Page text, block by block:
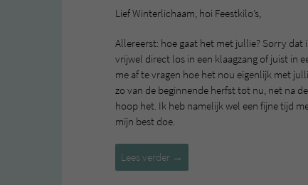
Lief Winterlichaam, hoi Feestkilo’s,
Allereerst: hoe gaat het met jullie? Sorry dat
vrijwel direct los in een klaagzang of juist in
me af te vragen hoe het nou eigenlijk met
zo van de beginnende herfst tot nu, net na
hoop het. Ik heb namelijk wel een fijne tijd
mijn best doe.
Lees verder Lief
Winterlichaam,
→